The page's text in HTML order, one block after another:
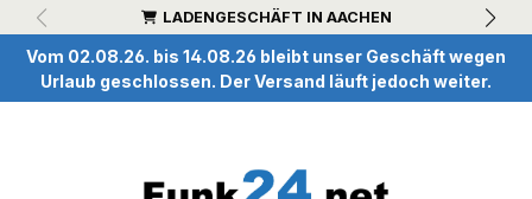
springen LADENGESCHÄFT IN AACHEN
Vom 02.08.26. bis 14.08.26 bleibt unser Geschäft wegen
Urlaub geschlossen. Der Versand läuft jedoch weiter.